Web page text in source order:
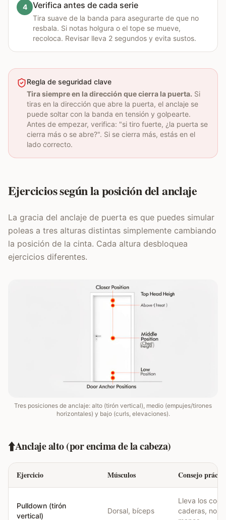
4 Verifica antes de cada serie
Tira suave de la banda para asegurarte de que no
resbala. Si notas holgura o el tope se mueve,
recoloca. Revisar lleva 2 segundos y evita sustos.
Regla de seguridad clave
Tira siempre en la dirección que cierra la puerta. Si
tiras en la dirección que abre la puerta, el anclaje se
puede soltar con la banda en tensión y golpearte.
Antes de empezar, verifica: "si tiro fuerte, ¿la puerta se
cierra más o se abre?". Si se cierra más, estás en el
lado correcto.
Ejercicios según la posición del anclaje
La gracia del anclaje de puerta es que puedes simular
poleas a tres alturas distintas simplemente cambiando
la posición de la cinta. Cada altura desbloquea
ejercicios diferentes.
Tres posiciones de anclaje: alto (tirón vertical), medio (empujes/tirones
horizontales) y bajo (curls, elevaciones).
⬆️Anclaje alto (por encima de la cabeza)
Ejercicio Músculos Consejo
Pulldown (tirón
vertical)
Dorsal, bíceps
Lleva los
caderas, no